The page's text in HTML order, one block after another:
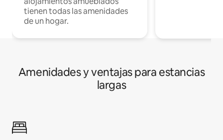
tienen todas las amenidades
de un hogar.
Amenidades y ventajas para estancias
largas